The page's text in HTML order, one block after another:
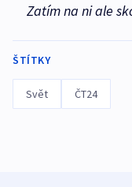
Zatím na ni ale
ŠTÍTKY
Svět ČT24